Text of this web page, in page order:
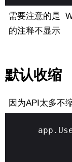
需要注意的是
的注释不显示
默认收缩
因为API太多不